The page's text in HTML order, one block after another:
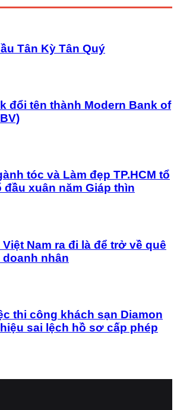
Tân Kỳ Tân Quý
đổi tên thành Modern Bank of
tóc và Làm đẹp TP.HCM tổ
xuân năm Giáp thìn
Nam ra đi là để trở về quê
nhân
thi công khách sạn Diamon
sai lệch hồ sơ cấp phép